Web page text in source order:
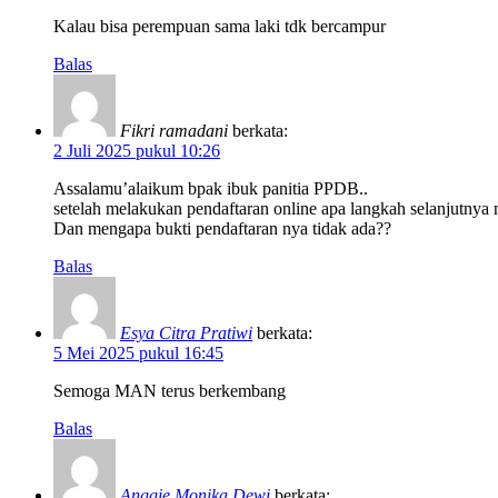
Kalau bisa perempuan sama laki tdk bercampur
Balas
Fikri ramadani berkata:
2 Juli 2025 pukul 10:26
Assalamu’alaikum bpak ibuk panitia PPDB..
setelah melakukan pendaftaran online apa langkah selanjutnya
Dan mengapa bukti pendaftaran nya tidak ada??
Balas
Esya Citra Pratiwi berkata:
5 Mei 2025 pukul 16:45
Semoga MAN terus berkembang
Balas